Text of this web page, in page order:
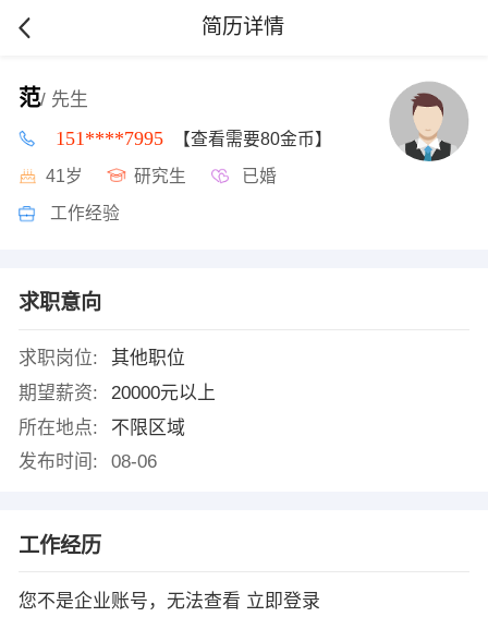
简历详情
范/ 先生
151****7995 【查看需要80金币】
41岁 研究生 已婚
工作经验
求职意向
求职岗位:
其他职位
期望薪资:
20000元以上
所在地点:
不限区域
发布时间:
08-06
工作经历
您不是企业账号，无法查看 立即登录